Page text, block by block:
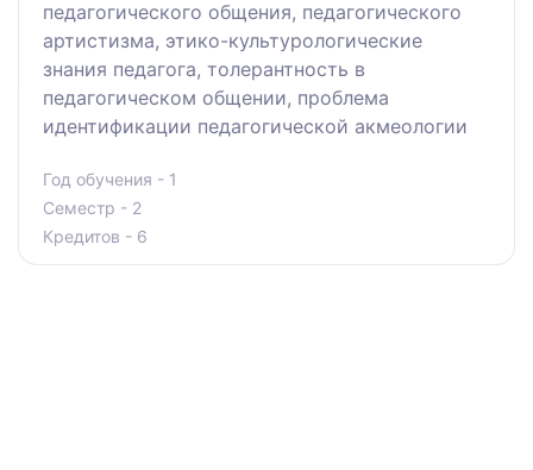
педагогического общения, педагогического
артистизма, этико-культурологические
знания педагога, толерантность в
педагогическом общении, проблема
идентификации педагогической акмеологии
Год обучения - 1
Семестр - 2
Кредитов - 6